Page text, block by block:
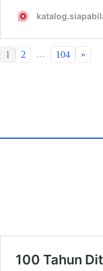
1 2 … 104 »